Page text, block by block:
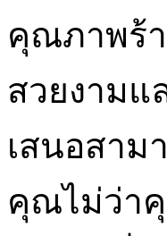
คุณภาพร้า
สวยงามแ
เสนอสาม
คุณไม่ว่า